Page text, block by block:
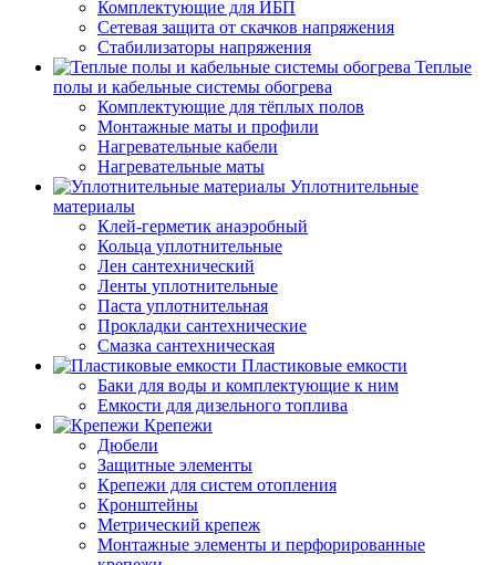
Комплектующие для ИБП
Сетевая защита от скачков напряжения
Стабилизаторы напряжения
Теплые
полы и кабельные системы обогрева
Комплектующие для тёплых полов
Монтажные маты и профили
Нагревательные кабели
Нагревательные маты
Уплотнительные
материалы
Клей-герметик анаэробный
Кольца уплотнительные
Лен сантехнический
Ленты уплотнительные
Паста уплотнительная
Прокладки сантехнические
Смазка сантехническая
Пластиковые емкости
Баки для воды и комплектующие к ним
Емкости для дизельного топлива
Крепежи
Дюбели
Защитные элементы
Крепежи для систем отопления
Кронштейны
Метрический крепеж
Монтажные элементы и перфорированные